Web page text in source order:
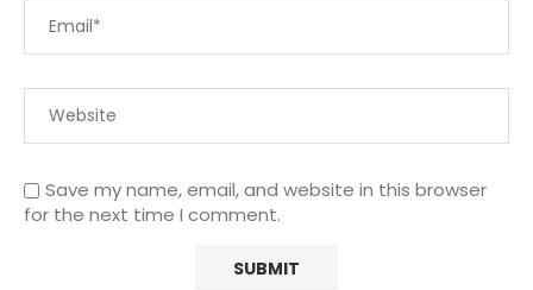
Save my name, email, and website in this browser
for the next time I comment.